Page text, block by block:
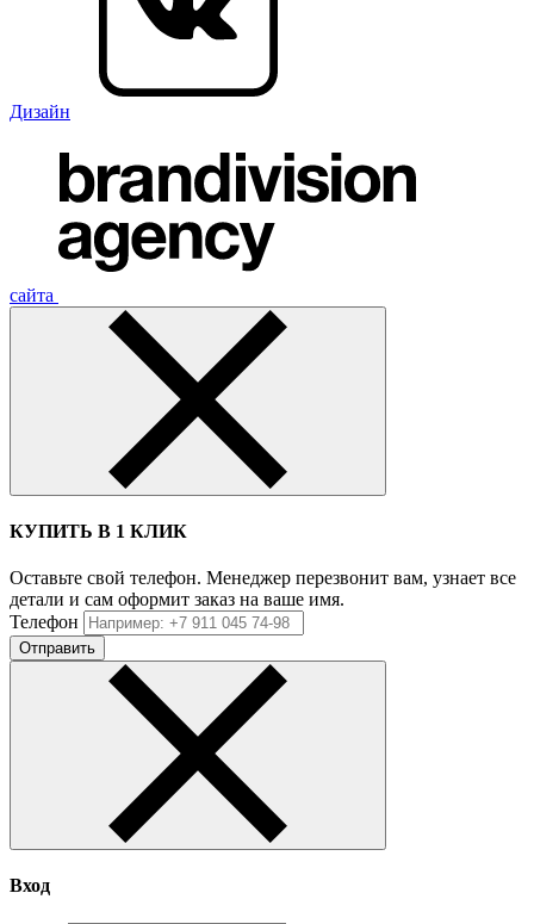
Дизайн
сайта
КУПИТЬ В 1 КЛИК
Оставьте свой телефон. Менеджер перезвонит вам, узнает все
детали и сам оформит заказ на ваше имя.
Телефон
Отправить
Вход